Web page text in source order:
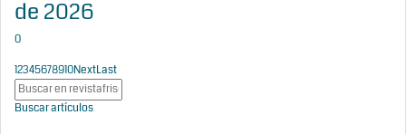
de 2026
0
12345678910NextLast
Buscar artículos